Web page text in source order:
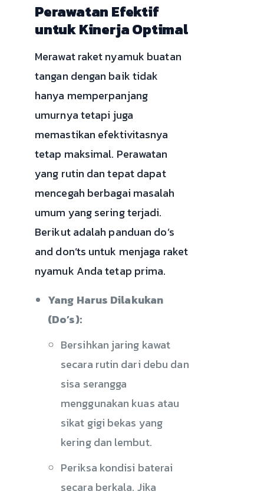
Perawatan Efektif
untuk Kinerja Optimal
Merawat raket nyamuk buatan
tangan dengan baik tidak
hanya memperpanjang
umurnya tetapi juga
memastikan efektivitasnya
tetap maksimal. Perawatan
yang rutin dan tepat dapat
mencegah berbagai masalah
umum yang sering terjadi.
Berikut adalah panduan do’s
and don’ts untuk menjaga raket
nyamuk Anda tetap prima.
Yang Harus Dilakukan
(Do’s):
Bersihkan jaring kawat
secara rutin dari debu dan
sisa serangga
menggunakan kuas atau
sikat gigi bekas yang
kering dan lembut.
Periksa kondisi baterai
secara berkala. Jika